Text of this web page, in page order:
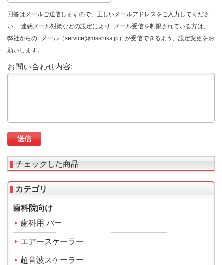
回答はメールご送信しますので、正しいメールアドレスをご入力してくださ
い。 迷惑メール対策などの設定によりEメール受信を制限されている方は、
弊社からのEメール（service@msshika.jp）が受信できるよう、設定変更をお
願いします。
お問い合わせ内容:
チェックした商品
カテゴリ
歯科院向け
歯科用 バー
エアースケーラー
超音波スケーラー